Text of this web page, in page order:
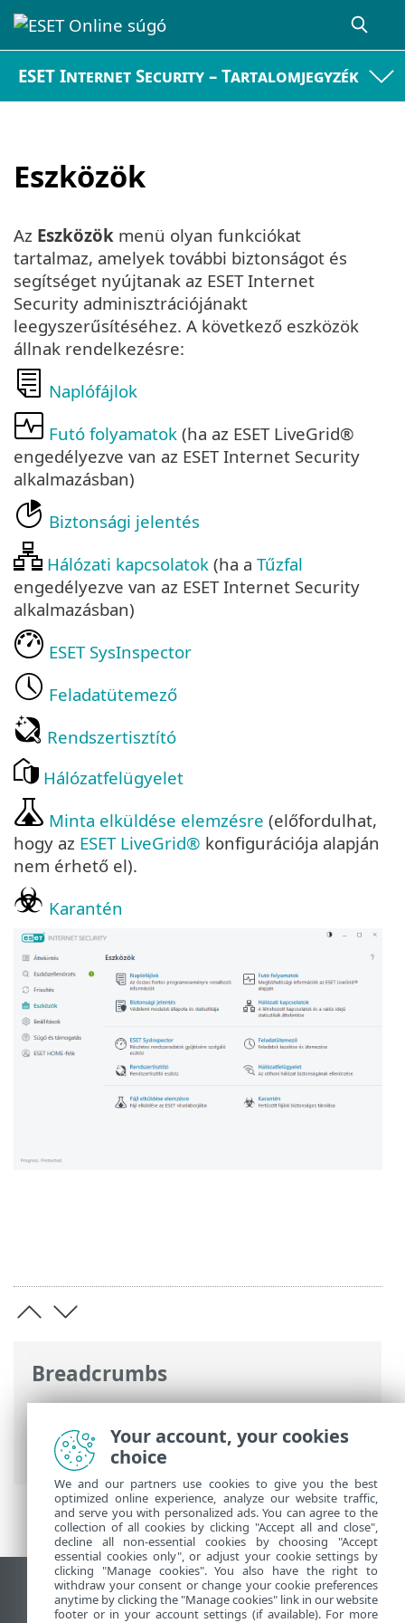
ESET Internet Security – Tartalomjegyzék
Eszközök
Breadcrumbs
ESET Online súgó>ESET Internet
Security >Az ESET Internet Security
használata> Eszközök
Az Eszközök menü olyan funkciókat
tartalmaz, amelyek további biztonságot és
segítséget nyújtanak az ESET Internet
Security adminisztrációjánakt
leegyszerűsítéséhez. A következő eszközök
állnak rendelkezésre:
Naplófájlok
Futó folyamatok (ha az ESET LiveGrid®
engedélyezve van az ESET Internet Security
alkalmazásban)
Biztonsági jelentés
Hálózati kapcsolatok (ha a Tűzfal
engedélyezve van az ESET Internet Security
alkalmazásban)
ESET SysInspector
Feladatütemező
Rendszertisztító
Hálózatfelügyelet
Minta elküldése elemzésre (előfordulhat,
hogy az ESET LiveGrid® konfigurációja alapján
nem érhető el).
Karantén
Asztali webhely megtekintése
End of Life
Your account, your cookies
choice
We and our partners use cookies to give you the best
optimized online experience, analyze our website traffic,
and serve you with personalized ads. You can agree to the
collection of all cookies by clicking "Accept all and close",
decline all non-essential cookies by choosing "Accept
essential cookies only", or adjust your cookie settings by
clicking "Manage cookies". You also have the right to
withdraw your consent or change your cookie preferences
anytime by clicking the "Manage cookies" link in our website
footer or in your account settings (if available). For more